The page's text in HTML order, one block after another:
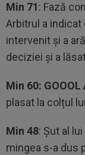
Min 71: Fază
Arbitrul a indicat
intervenit și a
deciziei și a
Min 60:
plasat la colțul
Min 48: Șut al
mingea s-a dus